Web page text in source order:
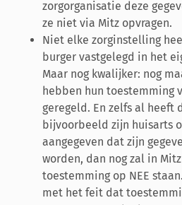
zorgorganisatie deze
ze niet via Mitz opvragen.
Niet elke zorginstelling
burger vastgelegd in het
Maar nog kwalijker: nog
hebben hun toestemming
geregeld. En zelfs al heeft
bijvoorbeeld zijn huisarts
aangegeven dat zijn
worden, dan nog zal in
toestemming op NEE
met het feit dat